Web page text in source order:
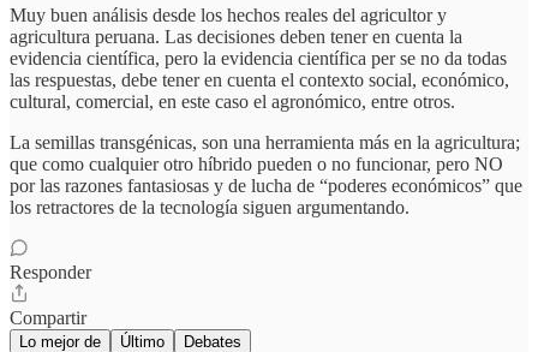
Muy buen análisis desde los hechos reales del agricultor y
agricultura peruana. Las decisiones deben tener en cuenta la
evidencia científica, pero la evidencia científica per se no da todas
las respuestas, debe tener en cuenta el contexto social, económico,
cultural, comercial, en este caso el agronómico, entre otros.
La semillas transgénicas, son una herramienta más en la agricultura;
que como cualquier otro híbrido pueden o no funcionar, pero NO
por las razones fantasiosas y de lucha de “poderes económicos” que
los retractores de la tecnología siguen argumentando.
Responder
Compartir
Lo mejor de Último Debates